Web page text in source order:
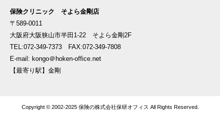
保険クリニック そよら金剛店
〒589-0011
大阪府大阪狭山市半田1-22 そよら金剛2F
TEL:072-349-7373 FAX:072-349-7808
E-mail: kongo＠hoken-office.net
【最寄り駅】金剛
Copyright © 2002-2025 保険の株式会社保研オフィス All Rights Reserved.